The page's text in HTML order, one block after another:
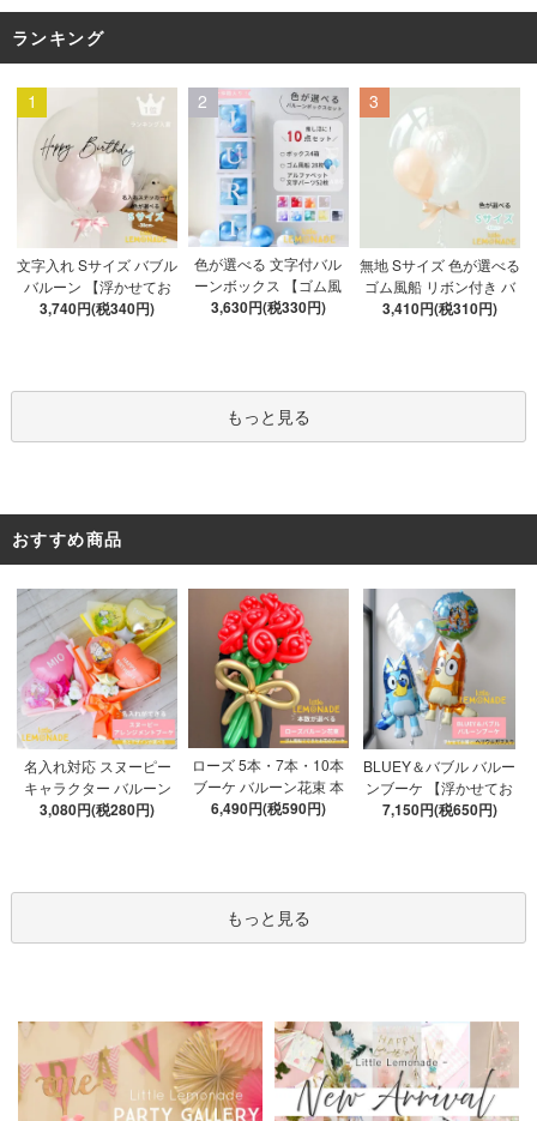
ランキング
1
文字入れ Sサイズ バブル
バルーン 【浮かせてお
届け】 バルーン
3,740円(税340円)
2
色が選べる 文字付バル
ーンボックス 【ゴム風
船&文字パーツ付き】 DI
ツ52枚 推し活
3,630円(税330円)
3
無地 Sサイズ 色が選べる
ゴム風船 リボン付き バ
ブルバルーン 【浮かせ
3,410円(税310円)
もっと見る
おすすめ商品
名入れ対応 スヌーピー
キャラクター バルーン
ブーケ 選べる7種 【膨ら
3,080円(税280円)
ローズ 5本・7本・10本
ブーケ バルーン花束 本
数が選べる 【膨らませ
6,490円(税590円)
BLUEY＆バブル バルー
ンブーケ 【浮かせてお
届け】 ヘリウムガス入
7,150円(税650円)
もっと見る